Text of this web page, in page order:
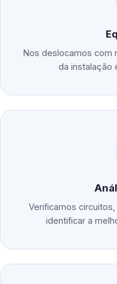
Nos deslocamos com
da instalação
Verificamos
identificar a